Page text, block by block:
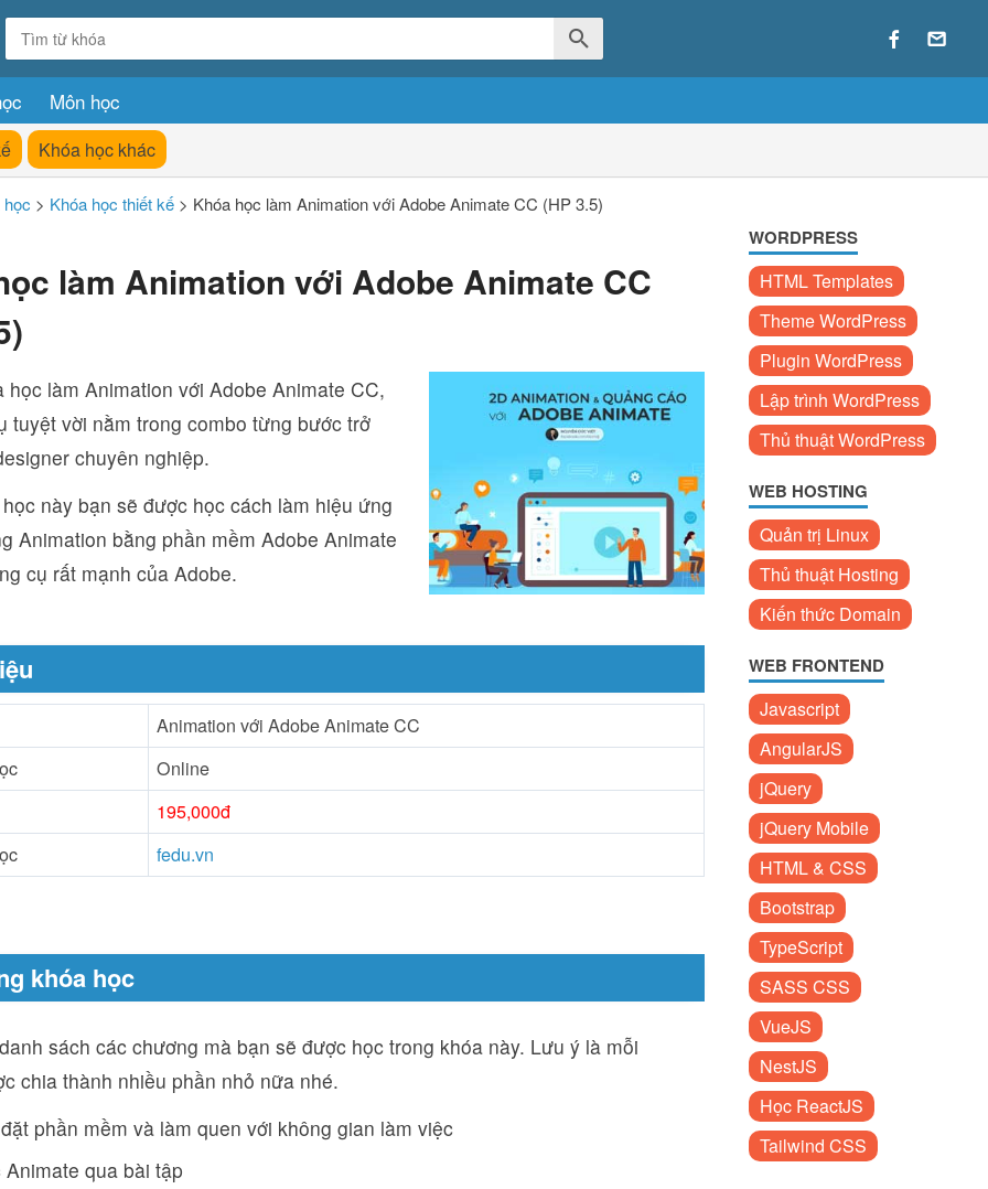
Môn học
Khóa học khác
> Khóa học thiết kế > Khóa học làm Animation với Adobe Animate CC (HP 3.5)
làm Animation với Adobe Animate CC
học làm Animation với Adobe Animate CC,
tuyệt vời nằm trong combo từng bước trở
chuyên nghiệp.
này bạn sẽ được học cách làm hiệu ứng
Animation bằng phần mềm Adobe Animate
cụ rất mạnh của Adobe.
Animation với Adobe Animate CC
Online
195,000đ
fedu.vn
khóa học
sách các chương mà bạn sẽ được học trong khóa này. Lưu ý là mỗi
chia thành nhiều phần nhỏ nữa nhé.
phần mềm và làm quen với không gian làm việc
Animate qua bài tập
WORDPRESS
HTML Templates
Theme WordPress
Plugin WordPress
Lập trình WordPress
Thủ thuật WordPress
WEB HOSTING
Quản trị Linux
Thủ thuật Hosting
Kiến thức Domain
WEB FRONTEND
Javascript
AngularJS
jQuery
jQuery Mobile
HTML & CSS
Bootstrap
TypeScript
SASS CSS
VueJS
NestJS
Học ReactJS
Tailwind CSS